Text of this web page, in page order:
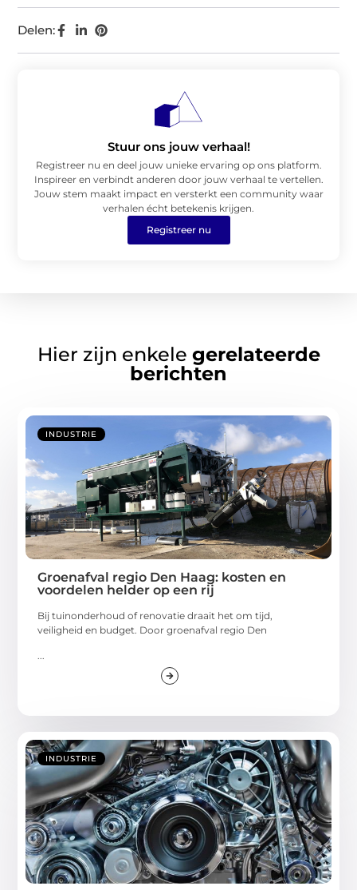
Delen:
Stuur ons jouw verhaal!
Registreer nu en deel jouw unieke ervaring op ons platform.
Inspireer en verbindt anderen door jouw verhaal te vertellen.
Jouw stem maakt impact en versterkt een community waar
verhalen écht betekenis krijgen.
Registreer nu
Hier zijn enkele gerelateerde
berichten
INDUSTRIE
Groenafval regio Den Haag: kosten en
voordelen helder op een rij
Bij tuinonderhoud of renovatie draait het om tijd,
veiligheid en budget. Door groenafval regio Den
...
INDUSTRIE